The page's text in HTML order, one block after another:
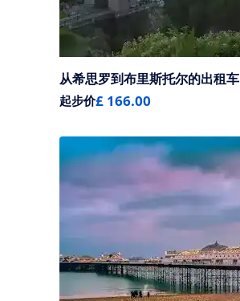
从希思罗到布里斯托尔的出租车
起步价£ 166.00